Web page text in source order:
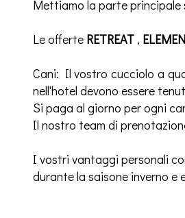
Mettiamo la parte principale
Le offerte RETREAT ,
Cani: Il vostro cucciolo a
nell'hotel devono essere
Si paga al giorno per ogni
Il nostro team di
I vostri vantaggi personali
durante la saisone inverno